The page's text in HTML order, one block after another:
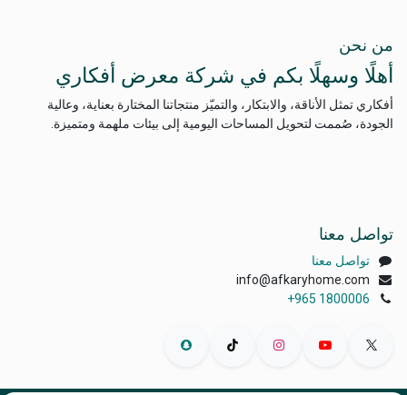
من نحن
أهلًا وسهلًا بكم في شركة معرض أفكاري
أفكاري تمثل الأناقة، والابتكار، والتميّز منتجاتنا المختارة بعناية، وعالية
الجودة، صُممت لتحويل المساحات اليومية إلى بيئات ملهمة ومتميزة.
تواصل معنا
تواصل معنا
info@afkaryhome.com
+965 1800006